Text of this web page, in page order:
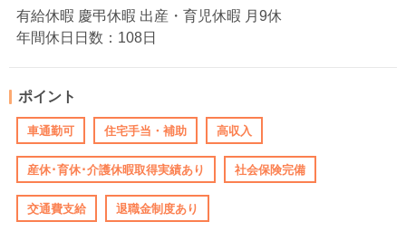
有給休暇 慶弔休暇 出産・育児休暇 月9休
年間休日日数：108日
ポイント
車通勤可 住宅手当・補助 高収入
産休･育休･介護休暇取得実績あり 社会保険完備
交通費支給 退職金制度あり